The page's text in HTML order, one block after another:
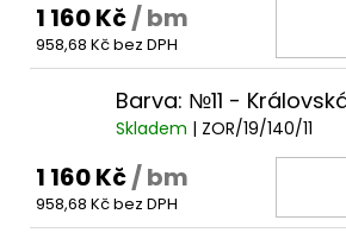
1 160 Kč/ bm
958,68 Kč bez DPH
Barva: №11 -
Skladem | ZOR/19/140/11
1 160 Kč/ bm
958,68 Kč bez DPH